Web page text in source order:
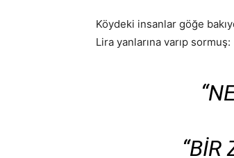
Köydeki insanlar göğe
Lira yanlarına varıp sormuş: